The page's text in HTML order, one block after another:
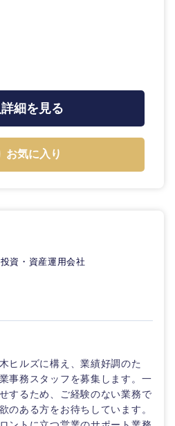
・監査法人
シング
京都府
兵庫県
細を見る
お気に入り
資・資産運用会社
ヒルズに構え、業績好調のた
事務スタッフを募集します。一
するため、ご経験のない業務で
のある方をお待ちしています。